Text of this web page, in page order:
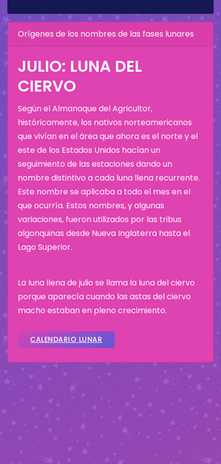
Orígenes de los nombres de las fases lunares
JULIO: LUNA DEL
CIERVO
Según el Almanaque del Agricultor,
históricamente, los nativos norteamericanos
que vivían en el área que ahora es el norte y el
este de los Estados Unidos hacían un
seguimiento de las estaciones dando un
nombre distintivo a cada luna llena recurrente.
Este nombre se aplicaba a todo el mes en el
que ocurría. Estos nombres, y algunas
variaciones, fueron utilizados por las tribus
algonquinas desde Nueva Inglaterra hasta el
Lago Superior.
La luna llena de julio se llama la luna del ciervo
porque aparecía cuando las astas del ciervo
macho estaban en pleno crecimiento.
CALENDARIO LUNAR